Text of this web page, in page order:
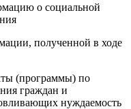
о социальной
полученной в ходе
(программы) по
граждан и
нуждаемость